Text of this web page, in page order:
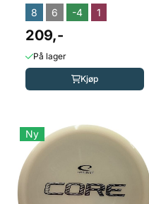
8 6 -4 1
209,-
På lager
Kjøp
Ny